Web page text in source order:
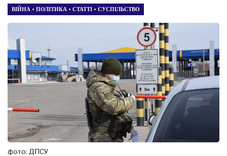
ВІЙНА • ПОЛІТИКА • СТАТТІ • СУСПІЛЬСТВО
фото: ДПСУ